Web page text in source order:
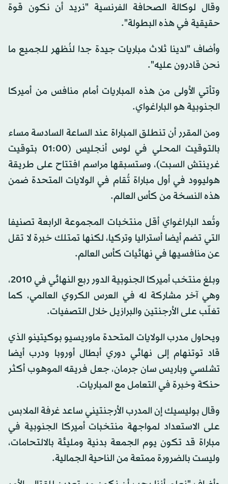
وقال لوكالة الصحافة الفرنسية "نريد أن نكون قوة
حقيقية في هذه البطولة".
وأضاف "لدينا ثلاث مباريات جيدة جدا لنُظهر للجميع ما
نحن قادرون عليه".
وتأتي الأولى من هذه المباريات أمام منافس من أميركا
الجنوبية هو الباراغواي.
ومن المقرر أن تنطلق المباراة عند الساعة السادسة مساء
بالتوقيت المحلي في لوس أنجليس (01:00 بتوقيت
غرينتش السبت)، وستسبقها مراسم افتتاح على طريقة
هوليوود في أول مباراة تُقام في الولايات المتحدة ضمن
هذه النسخة من كأس العالم.
وتُعد الباراغواي أقل منتخبات المجموعة الرابعة تصنيفا
التي تضم أيضا أستراليا وتركيا، لكنها تمتلك خبرة لا تقل
عن منافسيها في نهائيات كأس العالم.
وبلغ منتخب أميركا الجنوبية الدور ربع النهائي في 2010،
وهي آخر مشاركة له في العرس الكروي العالمي، كما
تغلّب على الأرجنتين والبرازيل خلال التصفيات.
ويحاول مدرب الولايات المتحدة ماوريسيو بوكيتينو الذي
قاد توتنهام إلى نهائي دوري أبطال أوروبا ودرب أيضا
تشلسي وباريس سان جرمان، جعل فريقه الموهوب أكثر
حنكة وخبرة في التعامل مع المباريات.
وقال بوليسيك إن المدرب الأرجنتيني ساعد غرفة الملابس
على الاستعداد لمواجهة منتخبات أميركا الجنوبية في
مباراة قد تكون يوم الجمعة بدنية ومليئة بالالتحامات،
وليست بالضرورة ممتعة من الناحية الجمالية.